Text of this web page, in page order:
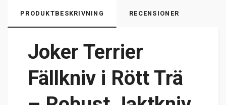
PRODUKTBESKRIVNING RECENSIONER
Joker Terrier
Fällkniv i Rött Trä